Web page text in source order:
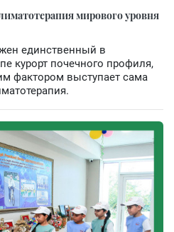
мирового уровня
единственный в
курорт почечного профиля,
фактором выступает сама